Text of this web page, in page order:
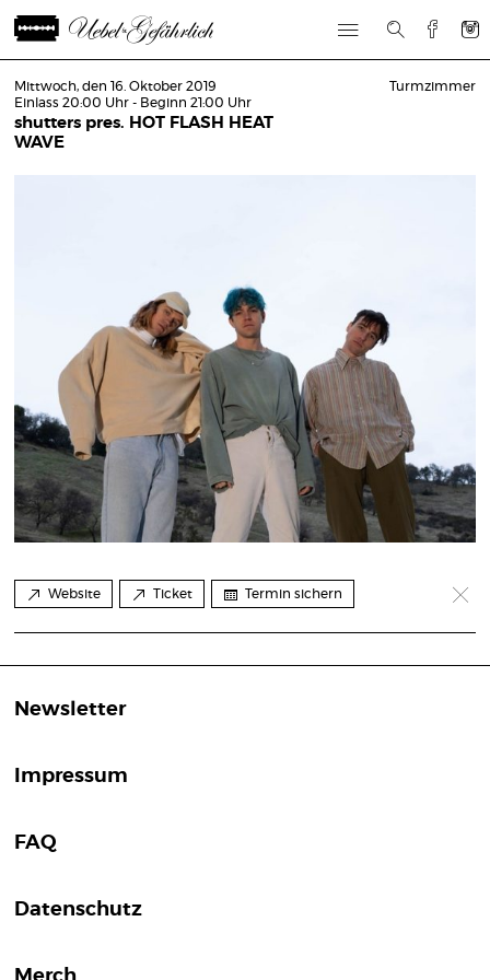
Mittwoch, den 16. Oktober 2019
Einlass 20:00 Uhr - Beginn 21:00 Uhr
shutters pres. HOT FLASH HEAT
WAVE
Turmzimmer
Website Ticket Termin sichern
Newsletter
Impressum
FAQ
Datenschutz